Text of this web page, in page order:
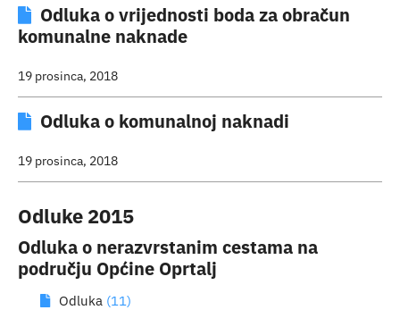
Odluka o vrijednosti boda za obračun
komunalne naknade
19 prosinca, 2018
Odluka o komunalnoj naknadi
19 prosinca, 2018
Odluke 2015
Odluka o nerazvrstanim cestama na
području Općine Oprtalj
Odluka (11)